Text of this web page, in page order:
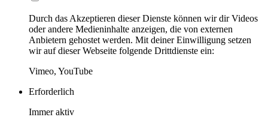
Durch das Akzeptieren dieser Dienste können wir dir Videos
oder andere Medieninhalte anzeigen, die von externen
Anbietern gehostet werden. Mit deiner Einwilligung setzen
wir auf dieser Webseite folgende Drittdienste ein:
Vimeo, YouTube
Erforderlich
Immer aktiv